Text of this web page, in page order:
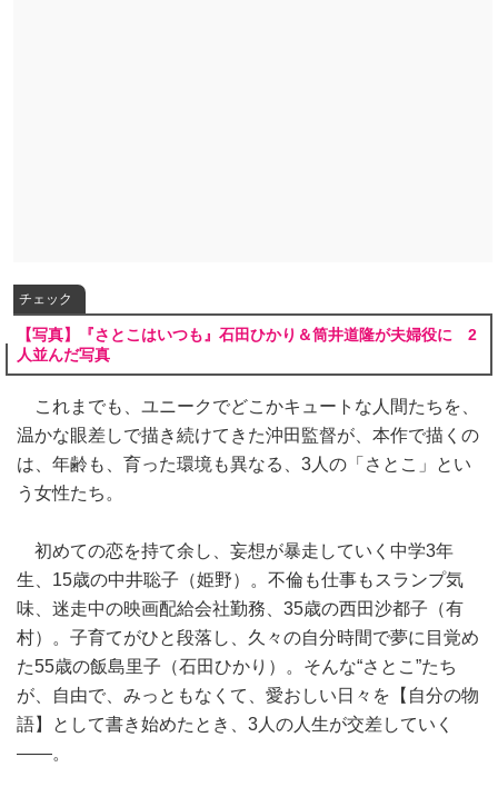
チェック
【写真】『さとこはいつも』石田ひかり＆筒井道隆が夫婦役に 2
人並んだ写真
これまでも、ユニークでどこかキュートな人間たちを、
温かな眼差しで描き続けてきた沖田監督が、本作で描くの
は、年齢も、育った環境も異なる、3人の「さとこ」とい
う女性たち。
初めての恋を持て余し、妄想が暴走していく中学3年
生、15歳の中井聡子（姫野）。不倫も仕事もスランプ気
味、迷走中の映画配給会社勤務、35歳の西田沙都子（有
村）。子育てがひと段落し、久々の自分時間で夢に目覚め
た55歳の飯島里子（石田ひかり）。そんな“さとこ”たち
が、自由で、みっともなくて、愛おしい日々を【自分の物
語】として書き始めたとき、3人の人生が交差していく
――。